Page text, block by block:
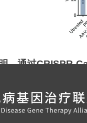
，通过CRISPR-
使用CRISPR-